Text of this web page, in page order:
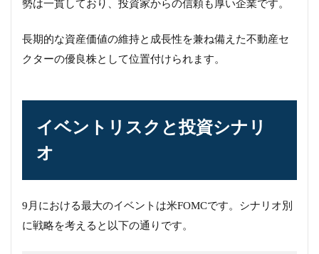
勢は一貫しており、投資家からの信頼も厚い企業です。
長期的な資産価値の維持と成長性を兼ね備えた不動産セ
クターの優良株として位置付けられます。
イベントリスクと投資シナリ
オ
9月における最大のイベントは米FOMCです。シナリオ別
に戦略を考えると以下の通りです。